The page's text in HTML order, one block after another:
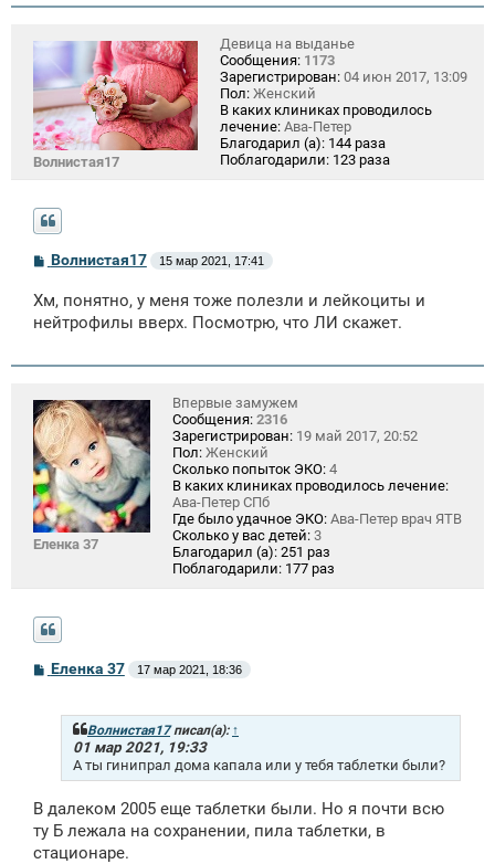
Волнистая17
Девица на выданье
Сообщения: 1173
Зарегистрирован: 04 июн 2017, 13:09
Пол: Женский
В каких клиниках проводилось
лечение: Ава-Петер
Благодарил (а): 144 раза
Поблагодарили: 123 раза
С
б
щ
и
Волнистая17 15 мар 2021, 17:41
Хм, понятно, у меня тоже полезли и лейкоциты и
нейтрофилы вверх. Посмотрю, что ЛИ скажет.
Еленка 37
Впервые замужем
Сообщения: 2316
Зарегистрирован: 19 май 2017, 20:52
Пол: Женский
Сколько попыток ЭКО: 4
В каких клиниках проводилось лечение:
Ава-Петер СПб
Где было удачное ЭКО: Ава-Петер врач ЯТВ
Сколько у вас детей: 3
Благодарил (а): 251 раз
Поблагодарили: 177 раз
СЕленка 37 17 мар 2021, 18:36
Волнистая17писал(а): ↑
01 мар 2021, 19:33
А ты гинипрал дома капала или у тебя таблетки были?
В далеком 2005 еще таблетки были. Но я почти всю
ту Б лежала на сохранении, пила таблетки, в
стационаре.